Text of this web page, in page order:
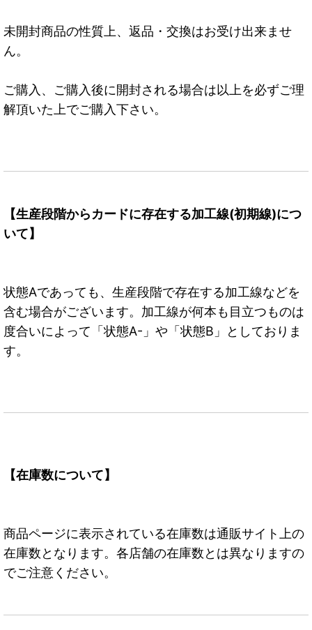
未開封商品の性質上、返品・交換はお受け出来ませ
ん。
ご購入、ご購入後に開封される場合は以上を必ずご理
解頂いた上でご購入下さい。
【生産段階からカードに存在する加工線(初期線)につ
いて】
状態Aであっても、生産段階で存在する加工線などを
含む場合がございます。加工線が何本も目立つものは
度合いによって「状態A-」や「状態B」としておりま
す。
【在庫数について】
商品ページに表示されている在庫数は通販サイト上の
在庫数となります。各店舗の在庫数とは異なりますの
でご注意ください。